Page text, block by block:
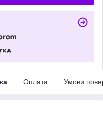
Оплата Умови